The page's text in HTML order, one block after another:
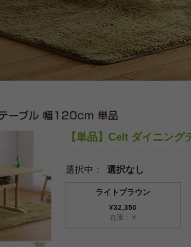
【単品】Celt ダイニング
選択中： 選択なし
ライトブラウン
¥32,350
在庫：✕